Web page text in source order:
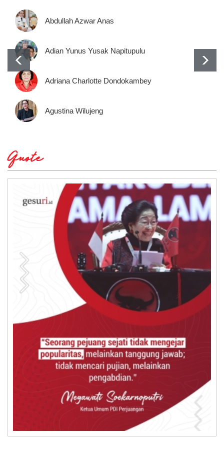
Abdullah Azwar Anas
Adian Yunus Yusak Napitupulu
Adriana Charlotte Dondokambey
Agustina Wilujeng
Quote